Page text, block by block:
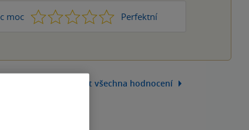
moc 1 2 3 4 Perfektní
5
Zobrazit všechna hodnocení